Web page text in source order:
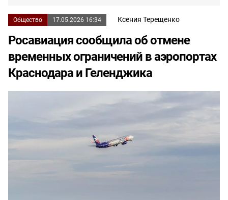
Общество 17.05.2026 16:34 Ксения Терещенко
Росавиация сообщила об отмене
временных ограничений в аэропортах
Краснодара и Геленджика